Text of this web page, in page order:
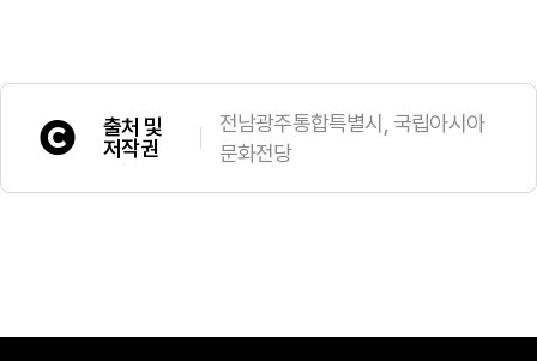
출처 및
저작권
전남광주통합특별시, 국립아시아
문화전당